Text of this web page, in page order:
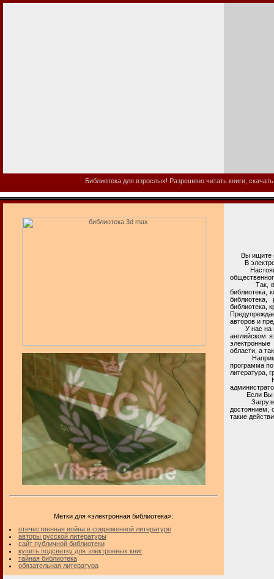
Библиотека для взрослых! Разрешено читать книги,
Метки для «электронная библиотека»:
отечественная война в современной литературе
авторы русской литературы
сайт публичной библиотеки
купить подсветку для электронных книг
тайная библиотека
обязательная литература
Вы ищите
В
Настоящая
Так, в
библиотека,
библиотека,
библиотека,
авторов и
У нас на
английском
электронные
области, а
Например,
программа по
литература,
Если Вы
Загрузка и
достоянием,
такие